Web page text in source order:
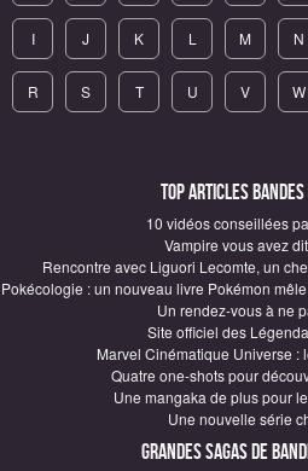
I J K L M N
R S T U V W
Top articles Bandes
10 vidéos conseillées
Vampire vous avez
Rencontre avec Liguori Lecomte, un
Pokécologie : un nouveau livre Pokémon
Un rendez-vous à ne
Site officiel des
Marvel Cinématique Universe :
Quatre one-shots pour
Une mangaka de plus pour
Une nouvelle série
Grandes sagas de